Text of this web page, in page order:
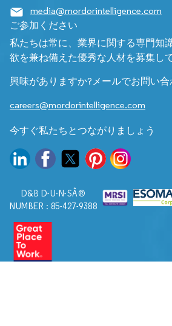
media@mordorintelligence.com
ご参加ください
私たちは常に、業界に関する専門知
欲を兼ね備えた優秀な人材を募集し
興味がありますか?メールでお問い合
careers@mordorintelligence.com
今すぐ私たちとつながりましょう
D&B D-U-N-SÂ®
NUMBER : 85-427-9388